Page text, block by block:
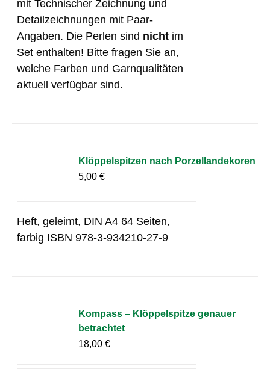
mit Technischer Zeichnung und
Detailzeichnungen mit Paar-
Angaben. Die Perlen sind nicht im
Set enthalten! Bitte fragen Sie an,
welche Farben und Garnqualitäten
aktuell verfügbar sind.
Klöppelspitzen nach Porzellandekoren
5,00€
Heft, geleimt, DIN A4 64 Seiten,
farbig ISBN 978-3-934210-27-9
Kompass – Klöppelspitze genauer
betrachtet
18,00€